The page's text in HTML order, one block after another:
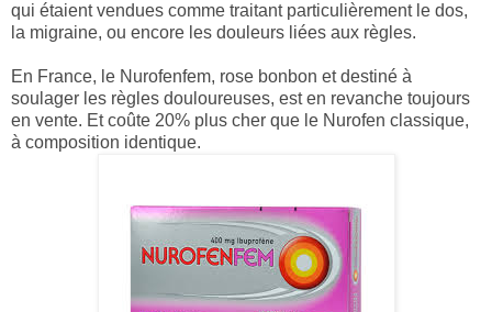
qui étaient vendues comme traitant particulièrement le dos,
la migraine, ou encore les douleurs liées aux règles.
En France, le Nurofenfem, rose bonbon et destiné à
soulager les règles douloureuses, est en revanche toujours
en vente. Et coûte 20% plus cher que le Nurofen classique,
à composition identique.